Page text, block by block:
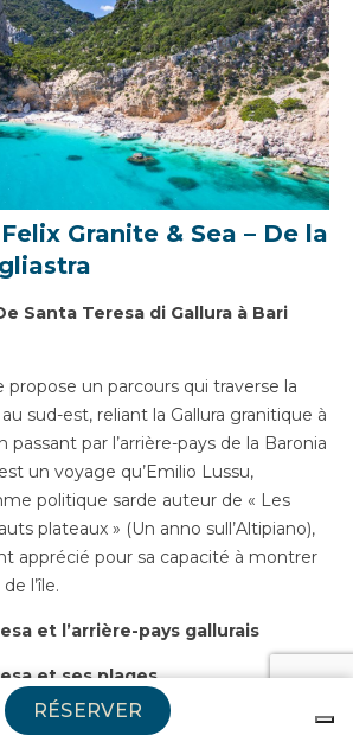
RÉSERVER
Granite & Sea – De la
Santa Teresa di Gallura à Bari
propose un parcours qui traverse la
sud-est, reliant la Gallura granitique à
passant par l’arrière-pays de la Baronia
un voyage qu’Emilio Lussu,
politique sarde auteur de « Les
plateaux » (Un anno sull’Altipiano),
apprécié pour sa capacité à montrer
l’île.
et l’arrière-pays gallurais
et ses plages
Felix Hotel La Coluccia